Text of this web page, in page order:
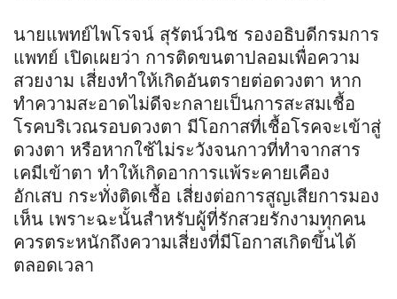
นายแพทย์ไพโรจน์ สุรัตน์วนิช รองอธิบดีกรมการ
แพทย์ เปิดเผยว่า การติดขนตาปลอมเพื่อความ
สวยงาม เสี่ยงทำให้เกิดอันตรายต่อดวงตา หาก
ทำความสะอาดไม่ดีจะกลายเป็นการสะสมเชื้อ
โรคบริเวณรอบดวงตา มีโอกาสที่เชื้อโรคจะเข้าสู่
ดวงตา หรือหากใช้ไม่ระวังจนกาวที่ทำจากสาร
เคมีเข้าตา ทำให้เกิดอาการแพ้ระคายเคือง
อักเสบ กระทั่งติดเชื้อ เสี่ยงต่อการสูญเสียการมอง
เห็น เพราะฉะนั้นสำหรับผู้ที่รักสวยรักงามทุกคน
ควรตระหนักถึงความเสี่ยงที่มีโอกาสเกิดขึ้นได้
ตลอดเวลา